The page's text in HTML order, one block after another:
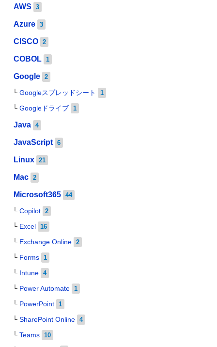
AWS 3
Azure 3
CISCO 2
COBOL 1
Google 2
Googleスプレッドシート 1
Googleドライブ 1
Java 4
JavaScript 6
Linux 21
Mac 2
Microsoft365 44
Copilot 2
Excel 16
Exchange Online 2
Forms 1
Intune 4
Power Automate 1
PowerPoint 1
SharePoint Online 4
Teams 10